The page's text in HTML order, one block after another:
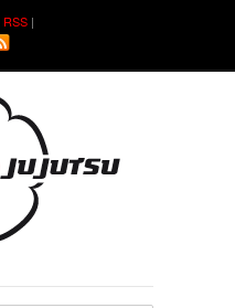
RSS